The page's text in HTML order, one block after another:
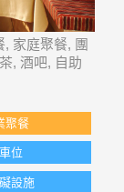
家庭聚餐, 團
, 酒吧, 自助
聚餐
位
設施